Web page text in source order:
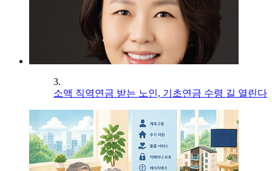
3.
소액 직역연금 받는 노인, 기초연금 수령 길 열린다